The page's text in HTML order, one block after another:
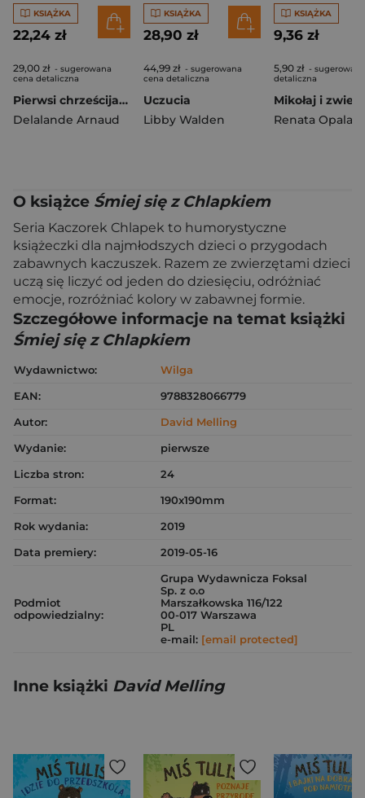
KSIĄŻKA
22,24 zł
29,00 zł - sugerowana
cena detaliczna
Pierwsi chrześcijanie
Delalande Arnaud
KSIĄŻKA
28,90 zł
44,99 zł - sugerowana
cena detaliczna
Uczucia
Libby Walden
KSIĄŻKA
9,36 zł
5,90 zł -
detaliczna
Mikołaj i
Renata Opala
O książce Śmiej się z Chlapkiem
Seria Kaczorek Chlapek to humorystyczne
książeczki dla najmłodszych dzieci o przygodach
zabawnych kaczuszek. Razem ze zwierzętami dzieci
uczą się liczyć od jeden do dziesięciu, odróżniać
emocje, rozróżniać kolory w zabawnej formie.
Szczegółowe informacje na temat książki
Śmiej się z Chlapkiem
Wydawnictwo:
Wilga
EAN:
9788328066779
Autor:
David Melling
Wydanie:
pierwsze
Liczba stron:
24
Format:
190x190mm
Rok wydania:
2019
Data premiery:
2019-05-16
Podmiot
odpowiedzialny:
Grupa Wydawnicza Foksal
Sp. z o.o
Marszałkowska 116/122
00-017 Warszawa
PL
e-mail: [email protected]
Inne książki David Melling